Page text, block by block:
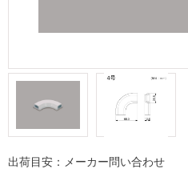
出荷目安：メーカー問い合わせ